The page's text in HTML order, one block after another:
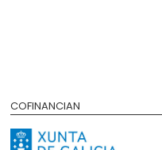
COFINANCIAN